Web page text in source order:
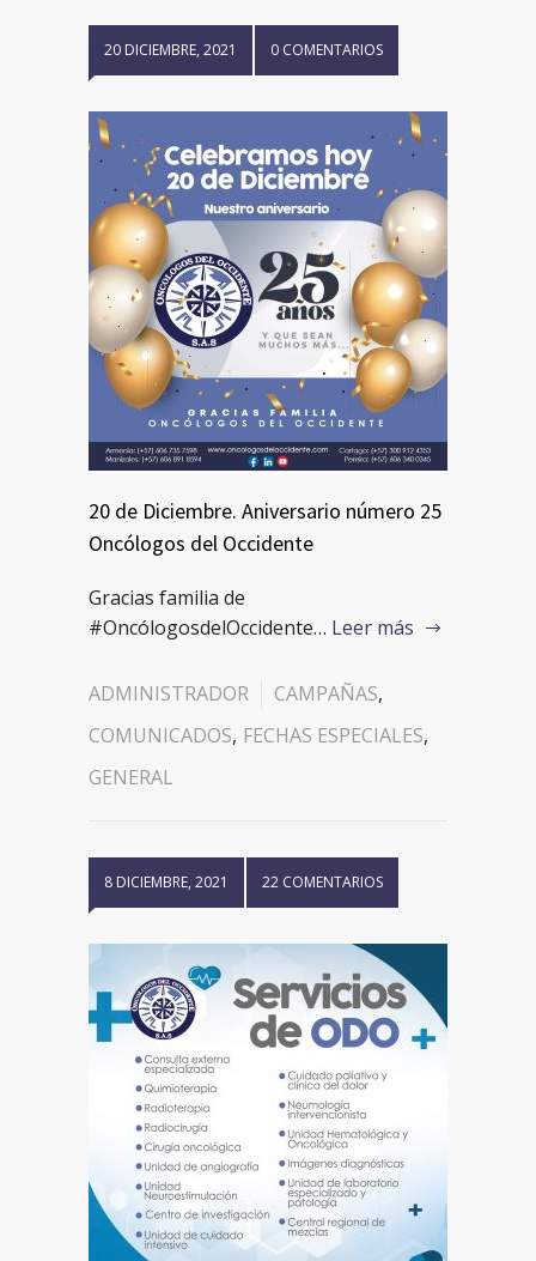
20 DICIEMBRE, 2021 0 COMENTARIOS
20 de Diciembre. Aniversario número 25
Oncólogos del Occidente
Gracias familia de
#OncólogosdelOccidente… Leer más
ADMINISTRADOR CAMPAÑAS,
COMUNICADOS, FECHAS ESPECIALES,
GENERAL
8 DICIEMBRE, 2021 22 COMENTARIOS